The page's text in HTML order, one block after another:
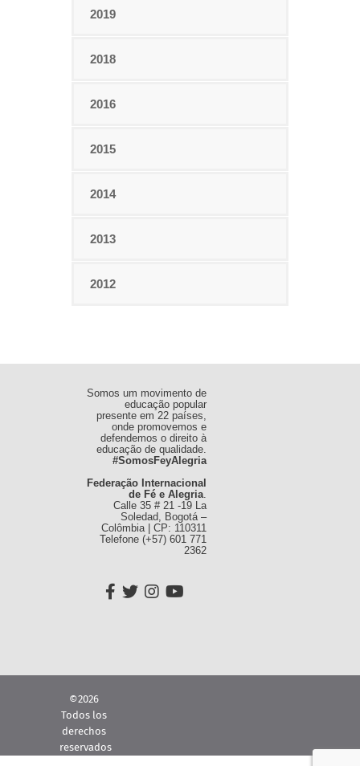
2019
2018
2016
2015
2014
2013
2012
Somos um movimento de
educação popular
presente em 22 países,
onde promovemos e
defendemos o direito à
educação de qualidade.
#SomosFeyAlegria
Federação Internacional
de Fé e Alegria.
Calle 35 # 21 -19 La
Soledad, Bogotá –
Colômbia | CP: 110311
Telefone (+57) 601 771
2362
©2026
Todos los
derechos
reservados